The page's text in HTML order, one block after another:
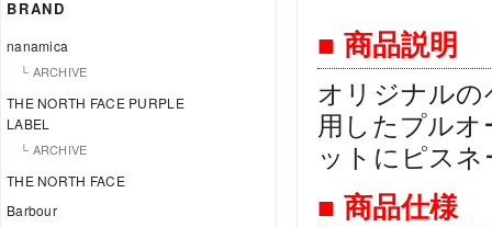
BRAND
nanamica
└ ARCHIVE
THE NORTH FACE PURPLE
LABEL
└ ARCHIVE
THE NORTH FACE
Barbour
■ 商品説明
オリジナル
用したプル
ットにピス
■ 商品仕様